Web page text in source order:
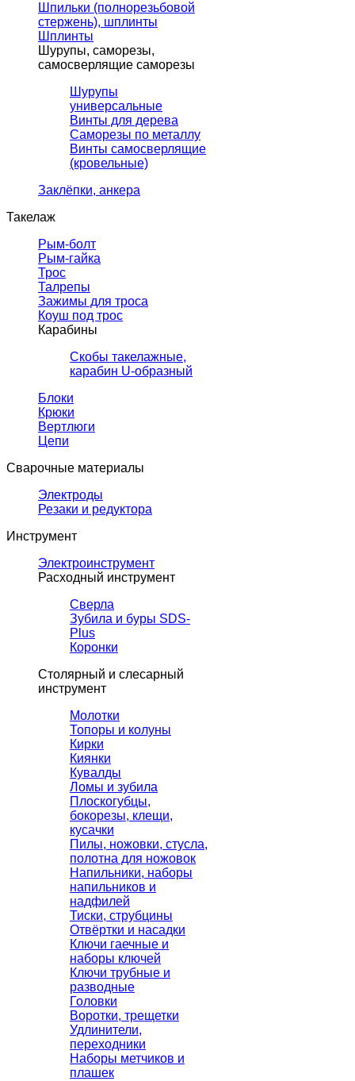
Шпильки (полнорезьбовой
стержень), шплинты
Шплинты
Шурупы, саморезы,
самосверлящие саморезы
Шурупы
универсальные
Винты для дерева
Саморезы по металлу
Винты самосверлящие
(кровельные)
Заклёпки, анкера
Такелаж
Рым-болт
Рым-гайка
Трос
Талрепы
Зажимы для троса
Коуш под трос
Карабины
Скобы такелажные,
карабин U-образный
Блоки
Крюки
Вертлюги
Цепи
Сварочные материалы
Электроды
Резаки и редуктора
Инструмент
Электроинструмент
Расходный инструмент
Сверла
Зубила и буры SDS-
Plus
Коронки
Столярный и слесарный
инструмент
Молотки
Топоры и колуны
Кирки
Киянки
Кувалды
Ломы и зубила
Плоскогубцы,
бокорезы, клещи,
кусачки
Пилы, ножовки, стусла,
полотна для ножовок
Напильники, наборы
напильников и
надфилей
Тиски, струбцины
Отвёртки и насадки
Ключи гаечные и
наборы ключей
Ключи трубные и
разводные
Головки
Воротки, трещетки
Удлинители,
переходники
Наборы метчиков и
плашек